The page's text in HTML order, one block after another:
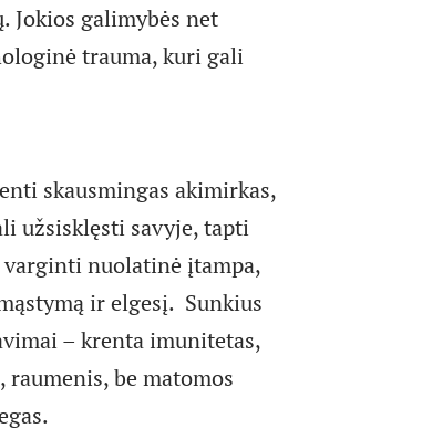
Jokios galimybės net
trauma, kuri gali
skausmingas akimirkas,
užsisklęsti savyje, tapti
nuolatinė įtampa,
ir elgesį. Sunkius
– krenta imunitetas,
be matomos